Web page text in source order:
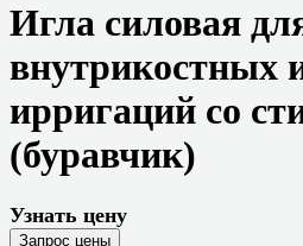
Игла силовая
внутрикостных
ирригаций со
(буравчик)
Узнать цену